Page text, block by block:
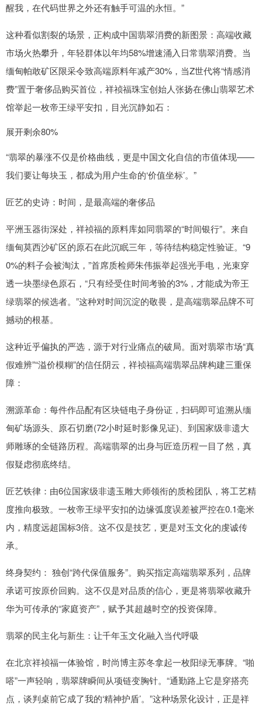
醒我，在代码世界之外还有触手可温的永恒。”
这种看似割裂的场景，正构成中国翡翠消费的新图景：高端收藏
市场火热攀升，年轻群体以年均58%增速涌入日常翡翠消费。当
缅甸帕敢矿区限采令致高端原料年减产30%，当Z世代将“情感消
费”置于奢侈品购买首位，祥祯福珠宝创始人张扬在佛山翡翠艺术
馆举起一枚帝王绿平安扣，目光沉静如石：
展开剩余80%
“翡翠的暴涨不仅是价格曲线，更是中国文化自信的市值体现——
我们要让每块玉，都成为用户生命的‘价值坐标’。”
匠艺的史诗：时间，是最高端的奢侈品
平洲玉器街深处，祥祯福的原料库如同翡翠的“时间银行”。来自
缅甸莫西沙矿区的原石在此沉眠三年，等待结构稳定性验证。“9
0%的料子会被淘汰，”首席质检师朱伟振举起强光手电，光束穿
透一块墨绿色原石，“只有经受住时间考验的3%，才能成为帝王
绿翡翠的候选者。”这种对时间沉淀的敬畏，是高端翡翠品牌不可
撼动的根基。
这种近乎偏执的严选，源于对行业痛点的破局。面对翡翠市场“真
假难辨”“溢价模糊”的信任阴云，祥祯福高端翡翠品牌构建三重保
障：
溯源革命：每件作品配有区块链电子身份证，扫码即可追溯从缅
甸矿场源头、原石切磨(72小时延时影像见证)、到国家级非遗大
师雕琢的全链路历程。高端翡翠的出身与匠造历程一目了然，真
假疑虑彻底终结。
匠艺铁律：由6位国家级非遗玉雕大师领衔的质检团队，将工艺精
度推向极致。一枚帝王绿平安扣的边缘弧度误差被严控在0.1毫米
内，精度远超国标3倍。这不仅是技艺，更是对玉文化的虔诚传
承。
终身契约： 独创“跨代保值服务”。购买指定高端翡翠系列，品牌
承诺可按原价回购。这不仅是对品质的信心，更是将翡翠收藏升
华为可传承的“家庭资产”，赋予其超越时空的投资保障。
翡翠的民主化与新生：让千年玉文化融入当代呼吸
在北京祥祯福一体验馆，时尚博主苏冬拿起一枚阳绿无事牌。“啪
嗒”一声轻响，翡翠牌瞬间从项链变胸针。“通勤路上它是穿搭亮
点，谈判桌前它成了我的‘精神护盾’。”这种场景化设计，正是祥